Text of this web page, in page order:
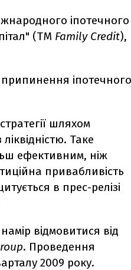
іпотечного
(ТМ Family Credit),
іпотечного
шляхом
Таке
ефективним, ніж
привабливість
в прес-релізі
відмовитися від
. Проведення
2009 року.